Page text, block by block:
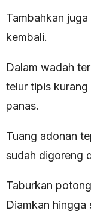
Tambahkan
kembali.
Dalam wadah
telur tipis kurang
panas.
Tuang adonan
sudah digoreng
Taburkan
Diamkan hingga